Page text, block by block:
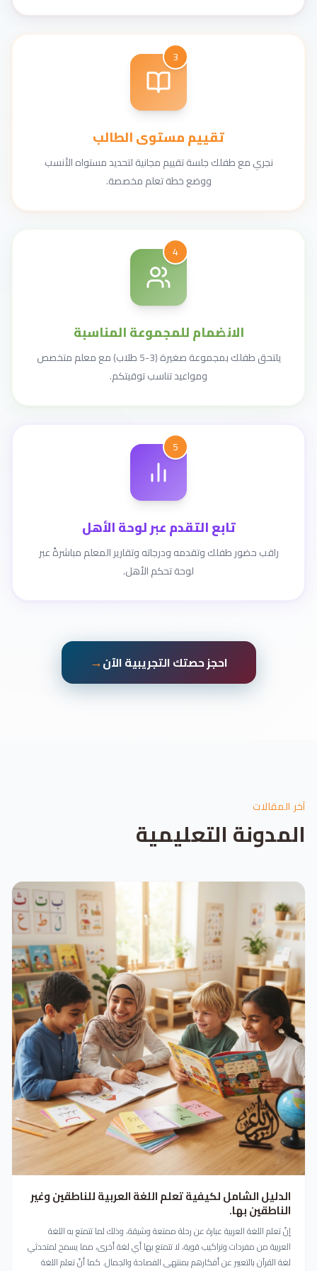
3
تقييم مستوى الطالب
نجري مع طفلك جلسة تقييم مجانية لتحديد مستواه الأنسب
ووضع خطة تعلم مخصصة.
4
الانضمام للمجموعة المناسبة
يلتحق طفلك بمجموعة صغيرة (3-5 طلاب) مع معلم متخصص
ومواعيد تناسب توقيتكم.
5
تابع التقدم عبر لوحة الأهل
راقب حضور طفلك وتقدمه ودرجاته وتقارير المعلم مباشرةً عبر
لوحة تحكم الأهل.
احجز حصتك التجريبية الآن→
آخر المقالات
المدونة التعليمية
الدليل الشامل لكيفية تعلم اللغة العربية للناطقين وغير
الناطقين بها.
إنّ تعلم اللغة العربية عبارة عن رحلة ممتعة وشيقة، وذلك لما تتمتع به اللغة
العربية من مفردات وتراكيب قوية، لا تتمتع بها أي لغة أخرى، مما يسمح لمتحدثي
لغة القرآن بالتعبير عن أفكارهم بمنتهى الفصاحة والجمال. كما أنّ تعلم اللغة